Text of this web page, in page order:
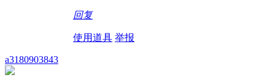
回复
使用道具 举报
a3180903843